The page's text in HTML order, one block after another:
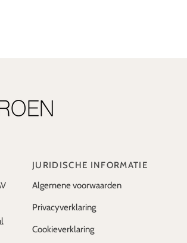
JURIDISCHE INFORMATIE
Algemene voorwaarden
Privacyverklaring
Cookieverklaring